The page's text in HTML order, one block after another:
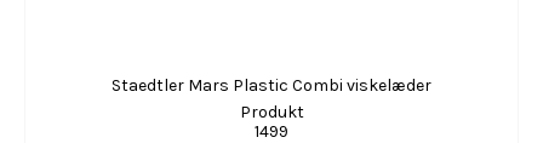
Staedtler Mars Plastic Combi viskelæder
Produkt
1499